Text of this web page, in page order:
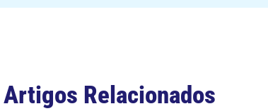
Artigos Relacionados